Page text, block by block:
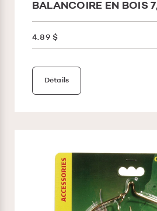
BALANCOIRE EN BOIS
4.89 $
Détails